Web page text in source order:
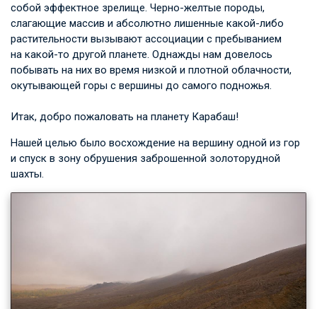
собой эффектное зрелище. Черно-желтые породы,
слагающие массив и абсолютно лишенные какой-либо
растительности вызывают ассоциации с пребыванием
на какой-то другой планете. Однажды нам довелось
побывать на них во время низкой и плотной облачности,
окутывающей горы с вершины до самого подножья.
Итак, добро пожаловать на планету Карабаш!
Нашей целью было восхождение на вершину одной из гор
и спуск в зону обрушения заброшенной золоторудной
шахты.